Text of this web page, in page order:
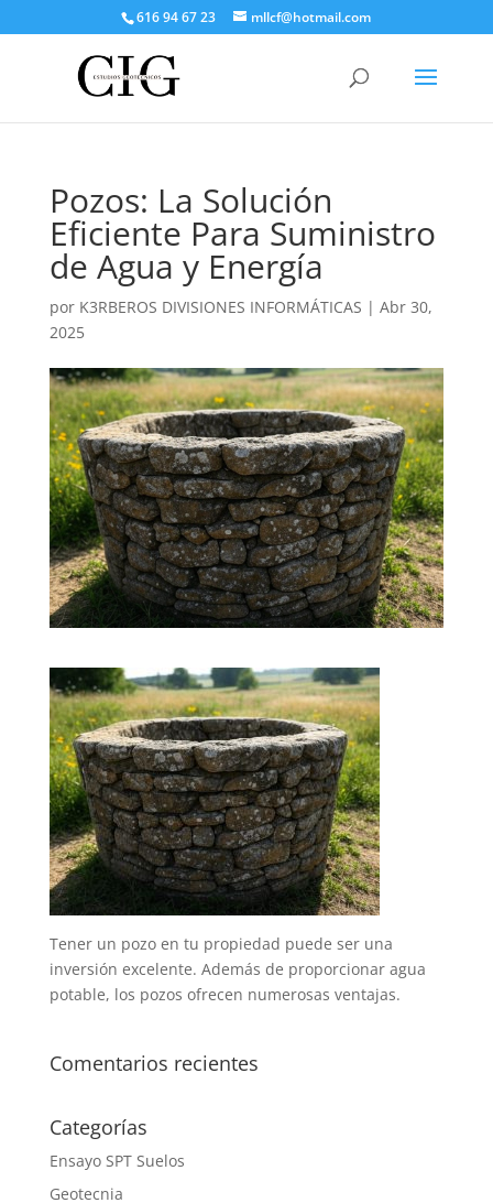
616 94 67 23 mllcf@hotmail.com
Pozos: La Solución
Eficiente Para Suministro
de Agua y Energía
por K3RBEROS DIVISIONES INFORMÁTICAS | Abr 30,
2025
Tener un pozo en tu propiedad puede ser una
inversión excelente. Además de proporcionar agua
potable, los pozos ofrecen numerosas ventajas.
Comentarios recientes
Categorías
Ensayo SPT Suelos
Geotecnia